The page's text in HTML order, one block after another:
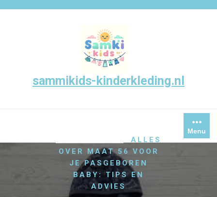
sammikids-kinderkleding.nl
Menu
ALLES
OVER MAAT 56 VOOR
JE PASGEBOREN
BABY: TIPS EN
ADVIES